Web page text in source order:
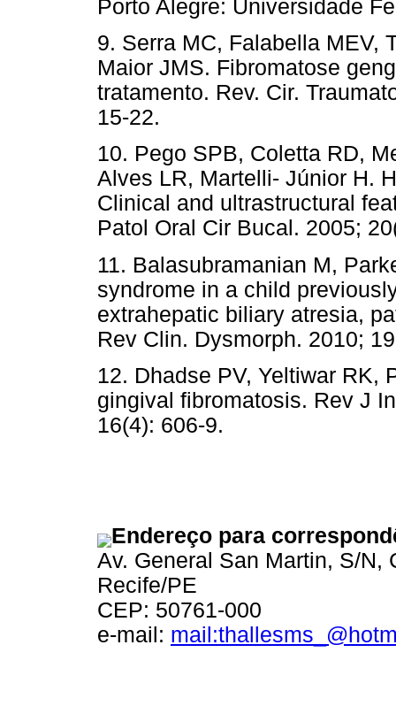
Porto Alegre: Universidade
9. Serra MC, Falabella MEV,
Maior JMS. Fibromatose
tratamento. Rev. Cir.
15-22.
10. Pego SPB, Coletta RD,
Alves LR, Martelli- Júnior H.
Clinical and ultrastructural
Patol Oral Cir Bucal. 2005;
11. Balasubramanian M,
syndrome in a child
extrahepatic biliary atresia,
Rev Clin. Dysmorph. 2010;
12. Dhadse PV, Yeltiwar RK,
gingival fibromatosis. Rev J
16(4): 606-9.
Endereço para
Av. General San Martin, S/N,
Recife/PE
CEP: 50761-000
e-mail: